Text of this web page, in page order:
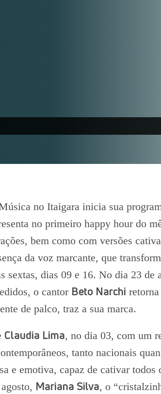
no Itaigara inicia sua
no primeiro happy hour do
bem como com versões
da voz marcante, que
sextas, dias 09 e 16. No dia 23 de
o cantor Beto Narchi
de palco, traz a sua marca.
Claudia Lima, no dia 03, com um
tanto nacionais
e emotiva, capaz de cativar todos
Mariana Silva, o